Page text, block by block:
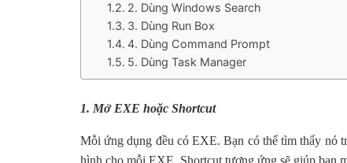
2. Dùng Windows Search
3. Dùng Run Box
4. Dùng Command Prompt
5. Dùng Task Manager
1. Mở EXE hoặc Shortcut
Mỗi ứng dụng đều có EXE. Bạn có thể tìm thấy nó